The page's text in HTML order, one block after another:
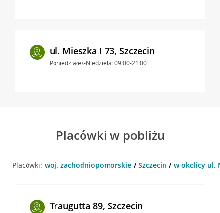
ul. Mieszka I 73, Szczecin
Poniedziałek-Niedziela: 09:00-21:00
Placówki w pobliżu
Placówki: woj. zachodniopomorskie Szczecin w okolicy ul.
Traugutta 89, Szczecin